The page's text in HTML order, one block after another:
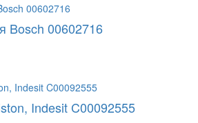
Bosch 00602716
Indesit C00092555